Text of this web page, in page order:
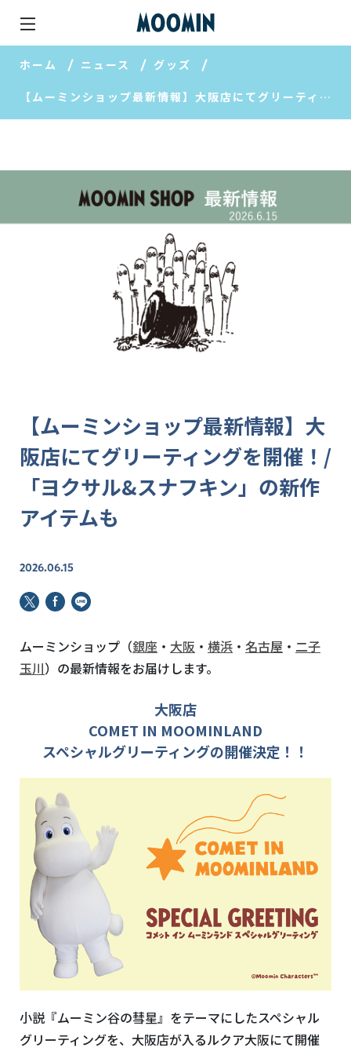
ホーム ニュース グッズ
【ムーミンショップ最新情報】大阪店にてグリーティングを開催！/「ヨクサル&スナフキン」の新作アイテムも
【ムーミンショップ最新情報】大
阪店にてグリーティングを開催！/
「ヨクサル&スナフキン」の新作
アイテムも
2026.06.15
ムーミンショップ（銀座 ・ 大阪 ・ 横浜 ・ 名古屋 ・ 二子
玉川）の最新情報をお届けします。
大阪店
COMET IN MOOMINLAND
スペシャルグリーティングの開催決定！！
小説『ムーミン谷の彗星』をテーマにしたスペシャル
グリーティングを、大阪店が入るルクア大阪にて開催